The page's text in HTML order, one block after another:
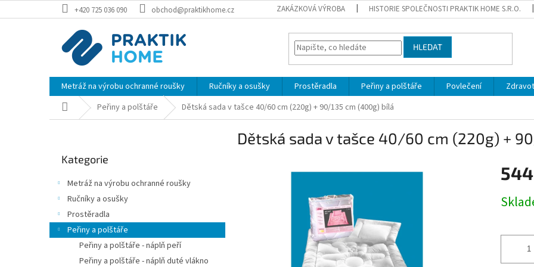
na
+420 725 036 090 obchod@praktikhome.cz ZAKÁZKOVÁ VÝROBA HISTORIE SPOLEČNOSTI PRAKTIK HOME S.R.O.
HLEDAT
Metráž na výrobu ochranné roušky Ručníky a osušky Prostěradla Peřiny a polštáře Povlečení
Domů Peřiny a polštáře Dětská sada v tašce 40/60 cm (220g) + 90/135 cm (400g) bílá
kategorie
Kategorie
Metráž na výrobu ochranné roušky
Ručníky a osušky
Prostěradla
Peřiny a polštáře
Peřiny a polštáře - náplň peří
Peřiny a polštáře - náplň duté vlákno
Dětská sada v tašce 40/60 cm (220g) +
cena: